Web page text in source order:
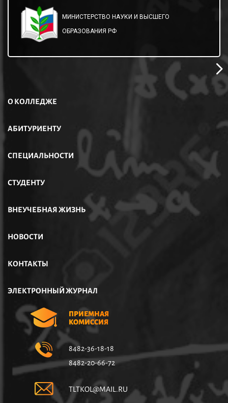
МИНИСТЕРСТВО НАУКИ И ВЫСШЕГО
ОБРАЗОВАНИЯ РФ
О КОЛЛЕДЖЕ
АБИТУРИЕНТУ
СПЕЦИАЛЬНОСТИ
СТУДЕНТУ
ВНЕУЧЕБНАЯ ЖИЗНЬ
НОВОСТИ
КОНТАКТЫ
ЭЛЕКТРОННЫЙ ЖУРНАЛ
ПРИЕМНАЯ
КОМИССИЯ
8482-36-18-18
8482-20-66-72
TLTKOL@MAIL.RU